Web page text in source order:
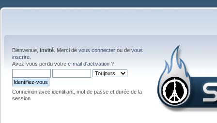
Bienvenue, Invité . Merci de vous connecter ou de vous
inscrire
Avez-vous perdu votre e-mail d'activation ?
Connexion avec identifiant, mot de passe et durée de la
session